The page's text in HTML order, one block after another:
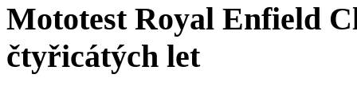
Mototest Royal Enfield
čtyřicátých let